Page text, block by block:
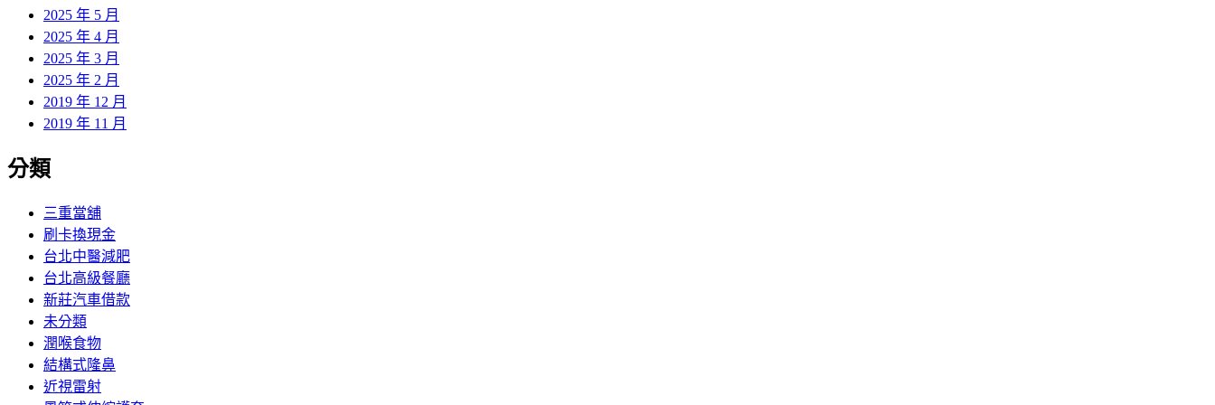
2025 年 5 月
2025 年 4 月
2025 年 3 月
2025 年 2 月
2019 年 12 月
2019 年 11 月
分類
三重當舖
刷卡換現金
台北中醫減肥
台北高級餐廳
新莊汽車借款
未分類
潤喉食物
結構式隆鼻
近視雷射